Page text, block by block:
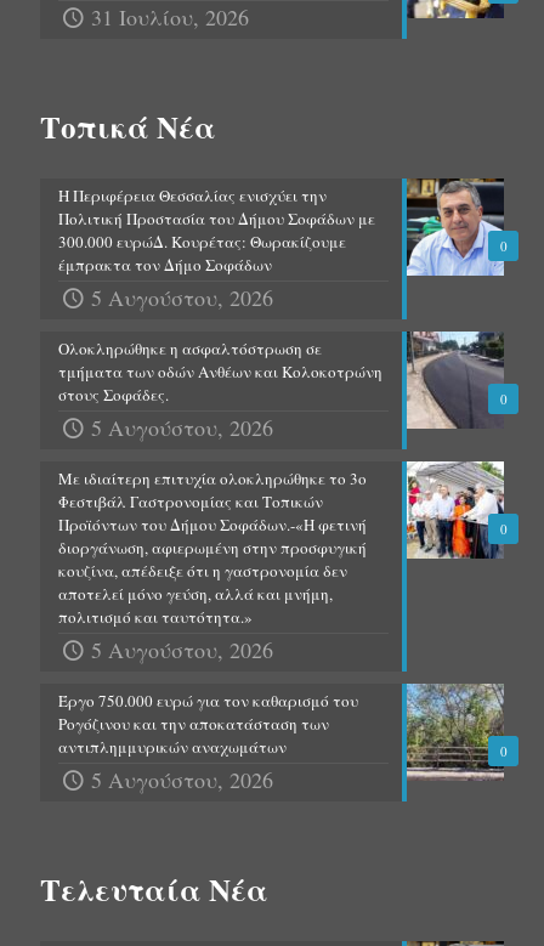
31 Ιουλίου, 2026
Τοπικά Νέα
0
Η Περιφέρεια Θεσσαλίας ενισχύει την
Πολιτική Προστασία του Δήμου Σοφάδων με
300.000 ευρώΔ. Κουρέτας: Θωρακίζουμε
έμπρακτα τον Δήμο Σοφάδων
5 Αυγούστου, 2026
0
Ολοκληρώθηκε η ασφαλτόστρωση σε
τμήματα των οδών Ανθέων και Κολοκοτρώνη
στους Σοφάδες.
5 Αυγούστου, 2026
0
Με ιδιαίτερη επιτυχία ολοκληρώθηκε το 3ο
Φεστιβάλ Γαστρονομίας και Τοπικών
Προϊόντων του Δήμου Σοφάδων.-«Η φετινή
διοργάνωση, αφιερωμένη στην προσφυγική
κουζίνα, απέδειξε ότι η γαστρονομία δεν
αποτελεί μόνο γεύση, αλλά και μνήμη,
πολιτισμό και ταυτότητα.»
5 Αυγούστου, 2026
0
Έργο 750.000 ευρώ για τον καθαρισμό του
Ρογόζινου και την αποκατάσταση των
αντιπλημμυρικών αναχωμάτων
5 Αυγούστου, 2026
Τελευταία Νέα